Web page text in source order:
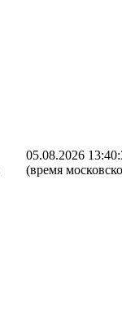
05.08.2026
(время